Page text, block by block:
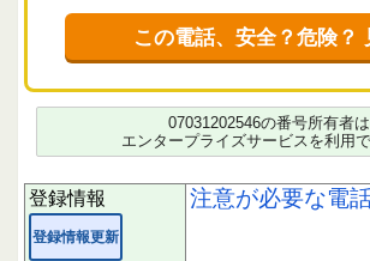
クチコミから読み解く電話の実態
クチコミは5件確認されており、安
ん。平均評価は1.5と低めで、体験
はばらつきがあります。内容として
の確認や営業・勧誘の電話が多く、
の連絡に関しては誤送信や宛先不
告されています。SMSでの連絡も
明瞭なため混乱を招いている様子
この電話、安全？危険？
07031202546の番号所有者は
エンタープライズサービスを利用
登録情報
登録情報更新
注意が必要な電